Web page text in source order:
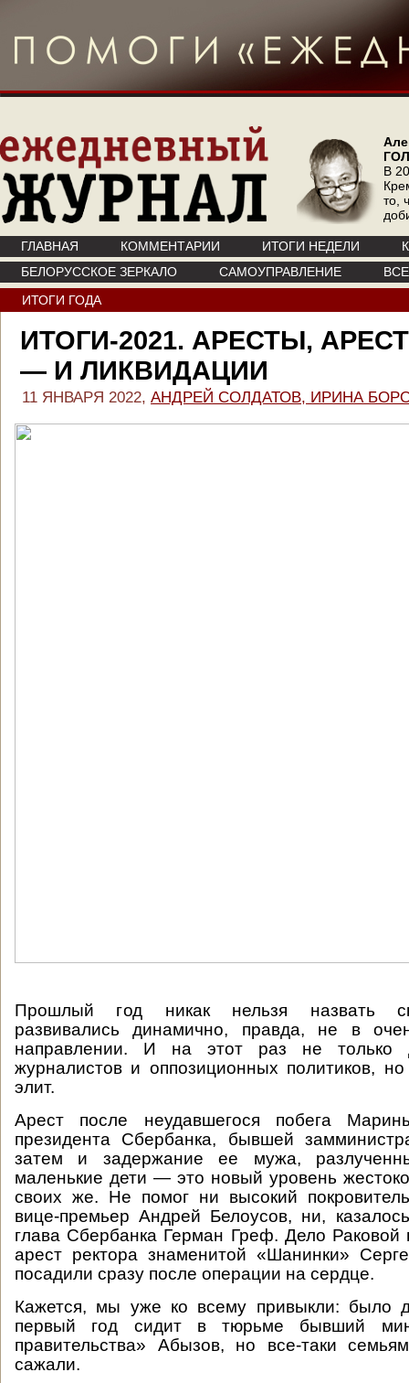
В
то,
ГЛАВНАЯ КОММЕНТАРИИ ИТОГИ НЕДЕЛИ
БЕЛОРУССКОЕ ЗЕРКАЛО
САМОУПРАВЛЕНИЕ
ИТОГИ ГОДА
ИТОГИ-2021. АРЕСТЫ,
— И ЛИКВИДАЦИИ
11 ЯНВАРЯ 2022, АНДРЕЙ СОЛДАТОВ, ИРИНА
Прошлый год никак нельзя назвать
развивались динамично, правда, не в
направлении. И на этот раз не только
журналистов и оппозиционных политиков,
элит.
Арест после неудавшегося побега
президента Сбербанка, бывшей
затем и задержание ее мужа,
маленькие дети — это новый уровень
своих же. Не помог ни высокий
вице-премьер Андрей Белоусов, ни,
глава Сбербанка Герман Греф. Дело Раковой
арест ректора знаменитой «Шанинки»
посадили сразу после операции на сердце.
Кажется, мы уже ко всему привыкли: было
первый год сидит в тюрьме бывший
правительства» Абызов, но все-таки
сажали.